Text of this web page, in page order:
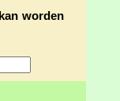
kan worden